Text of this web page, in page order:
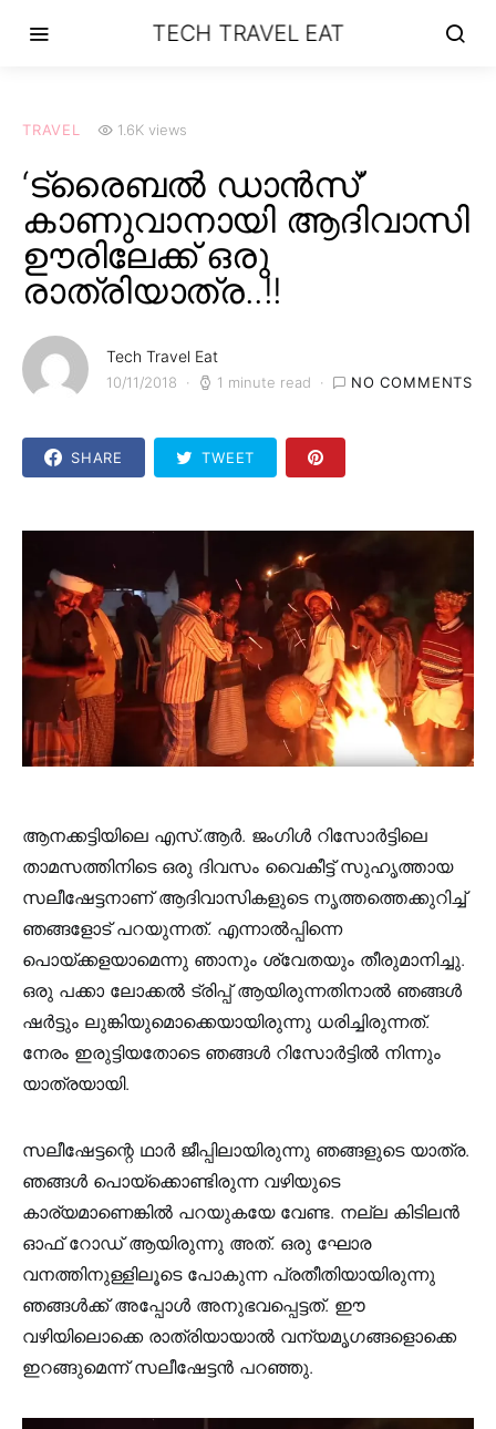
TECH TRAVEL EAT
TRAVEL 1.6K views
‘ട്രൈബൽ ഡാൻസ്’
കാണുവാനായി ആദിവാസി
ഊരിലേക്ക് ഒരു
രാത്രിയാത്ര..!!
Tech Travel Eat
10/11/2018 1 minute read NO COMMENTS
SHARE TWEET
ആനക്കട്ടിയിലെ എസ്.ആർ. ജംഗിൾ റിസോർട്ടിലെ
താമസത്തിനിടെ ഒരു ദിവസം വൈകീട്ട് സുഹൃത്തായ
സലീഷേട്ടനാണ് ആദിവാസികളുടെ നൃത്തത്തെക്കുറിച്ച്
ഞങ്ങളോട് പറയുന്നത്. എന്നാൽപ്പിന്നെ
പൊയ്ക്കളയാമെന്നു ഞാനും ശ്വേതയും തീരുമാനിച്ചു.
ഒരു പക്കാ ലോക്കൽ ട്രിപ്പ് ആയിരുന്നതിനാൽ ഞങ്ങൾ
ഷർട്ടും ലുങ്കിയുമൊക്കെയായിരുന്നു ധരിച്ചിരുന്നത്.
നേരം ഇരുട്ടിയതോടെ ഞങ്ങൾ റിസോർട്ടിൽ നിന്നും
യാത്രയായി.
സലീഷേട്ടന്റെ ഥാർ ജീപ്പിലായിരുന്നു ഞങ്ങളുടെ യാത്ര.
ഞങ്ങൾ പൊയ്ക്കൊണ്ടിരുന്ന വഴിയുടെ
കാര്യമാണെങ്കിൽ പറയുകയേ വേണ്ട. നല്ല കിടിലൻ
ഓഫ് റോഡ് ആയിരുന്നു അത്. ഒരു ഘോര
വനത്തിനുള്ളിലൂടെ പോകുന്ന പ്രതീതിയായിരുന്നു
ഞങ്ങൾക്ക് അപ്പോൾ അനുഭവപ്പെട്ടത്. ഈ
വഴിയിലൊക്കെ രാത്രിയായാൽ വന്യമൃഗങ്ങളൊക്കെ
ഇറങ്ങുമെന്ന് സലീഷേട്ടൻ പറഞ്ഞു.